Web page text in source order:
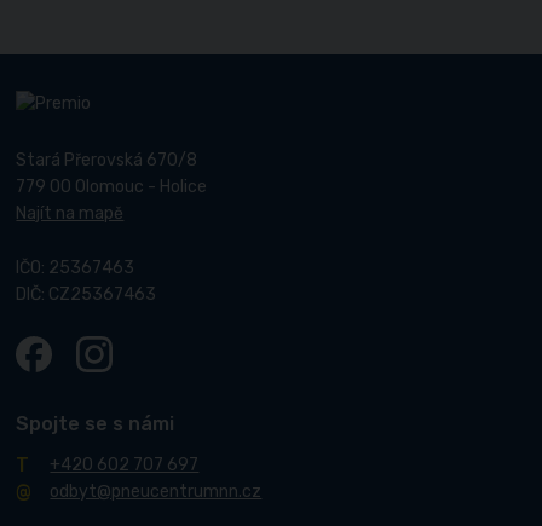
Stará Přerovská 670/8
779 00 Olomouc - Holice
Najít na mapě
IČO: 25367463
DIČ: CZ25367463
Spojte se s námi
+420 602 707 697
odbyt@pneucentrumnn.cz